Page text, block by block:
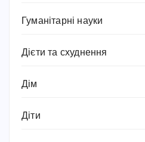
Гуманітарні науки
Дієти та схуднення
Дім
Діти